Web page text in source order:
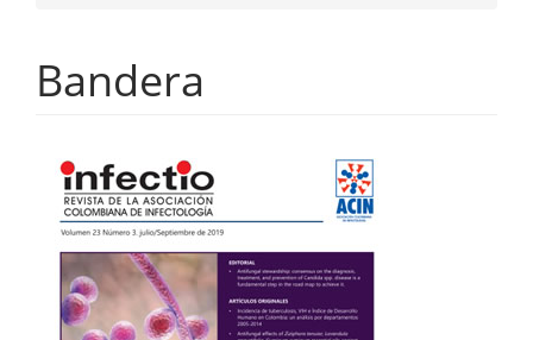
Bandera
Barra
lateral
del
artículo